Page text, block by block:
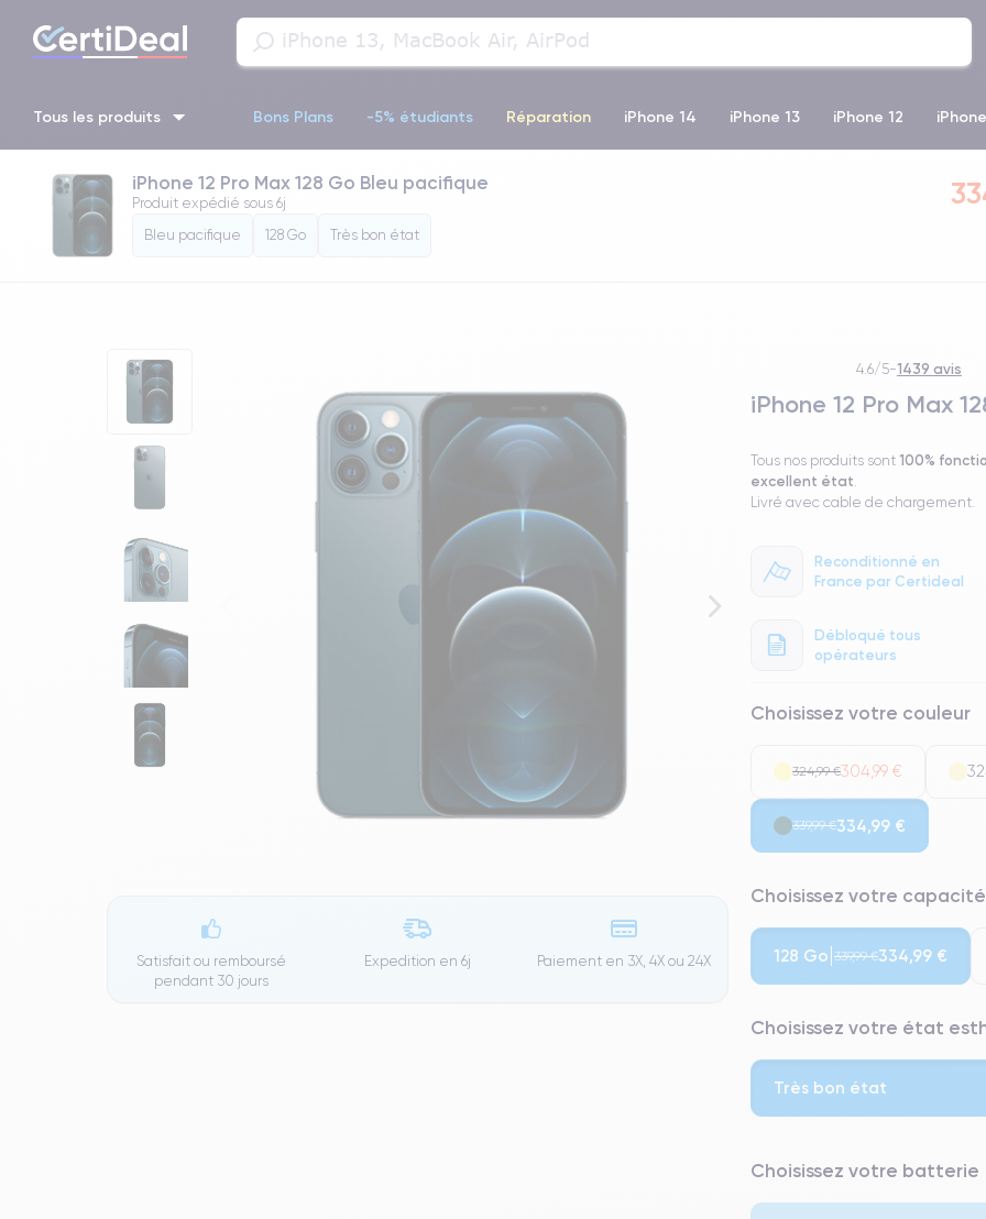
Tous les produits Bons Plans -5% étudiants Réparation iPhone 14 iPhone 13 iPhone 12
iPhone 16 iPhone 14 Pro iPhone 13 Pro iPhone 13 Pro Max
iPhone 11 Pro iPhone 14 pro
iPhone 12 Pro Max 128 Go Bleu pacifique
Produit expédié sous 6j
Bleu pacifique
128 Go Très bon état
Satisfait ou remboursé
pendant 30 jours
Expedition en 6j Paiement en 3X, 4X ou 24X
4.6/5-1439 avis
iPhone 12 Pro Max
Tous nos produits sont 100%
excellent état
Livré avec cable de chargement.
Reconditionné en
France par Certideal
Débloqué tous
opérateurs
Choisissez votre couleur
324,99 €304,99 €
339,99 €334,99 €
Choisissez votre capacité
128 Go 339,99 €334,99 €
Choisissez votre état
Très bon état
⭐ Premium
Choisissez votre batterie